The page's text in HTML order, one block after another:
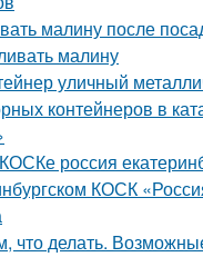
малину после
малину
уличный
контейнеров в
россия
КОСК
что делать.